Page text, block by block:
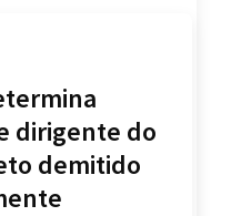
dirigente do
demitido